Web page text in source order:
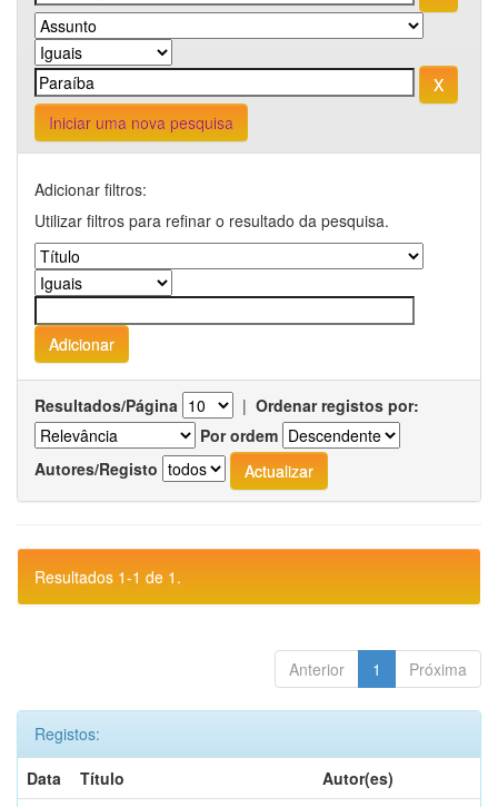
Iniciar uma nova pesquisa
Adicionar filtros:
Utilizar filtros para refinar o resultado da pesquisa.
Resultados/Página | Ordenar registos por:
Por ordem
Autores/Registo
Resultados 1-1 de 1.
Anterior 1 Próxima
Registos:
Data
Título
Autor(es)